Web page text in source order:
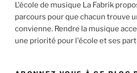
L'école de musique La Fabrik
parcours pour que chacun trouve
convienne. Rendre la musique
une priorité pour l'école et ses